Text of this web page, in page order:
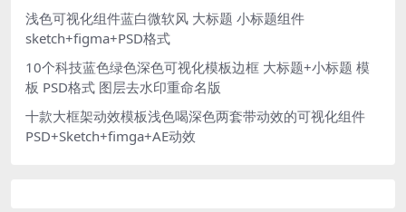
浅色可视化组件蓝白微软风 大标题 小标题组件
sketch+figma+PSD格式
10个科技蓝色绿色深色可视化模板边框 大标题+小标题 模
板 PSD格式 图层去水印重命名版
十款大框架动效模板浅色喝深色两套带动效的可视化组件
PSD+Sketch+fimga+AE动效